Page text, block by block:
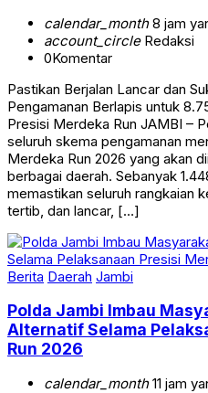
calendar_month8 jam
account_circleRedaksi
0Komentar
Pastikan Berjalan Lancar dan
Pengamanan Berlapis untuk
Presisi Merdeka Run JAMBI –
seluruh skema pengamanan
Merdeka Run 2026 yang akan
berbagai daerah. Sebanyak
memastikan seluruh rangkaian
tertib, dan lancar, […]
Berita Daerah Jambi
Polda Jambi Imbau
Alternatif Selama
Run 2026
calendar_month11 jam